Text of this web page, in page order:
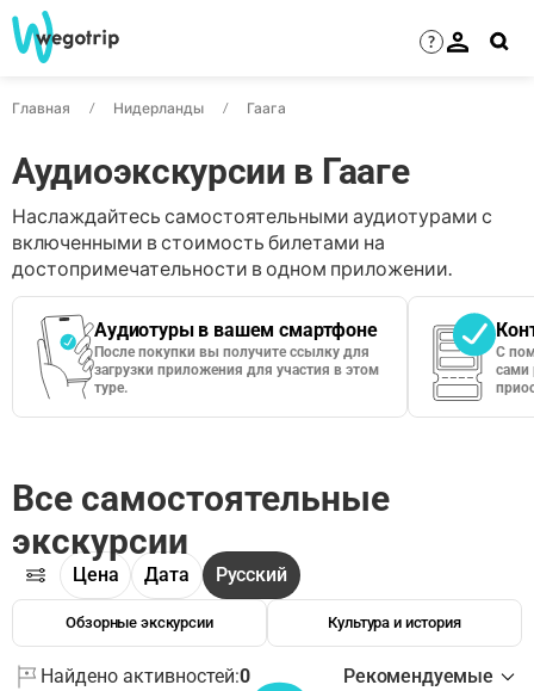
?
Главная Нидерланды Гаага
Аудиоэкскурсии в Гааге
Наслаждайтесь самостоятельными аудиотурами с
включенными в стоимость билетами на
достопримечательности в одном приложении.
Аудиотуры в вашем смартфоне
После покупки вы получите ссылку для
загрузки приложения для участия в этом
туре.
С
сами
Все самостоятельные
экскурсии
Цена Дата Русский
Обзорные экскурсии Культура и история
Найдено активностей:0 Рекомендуемые